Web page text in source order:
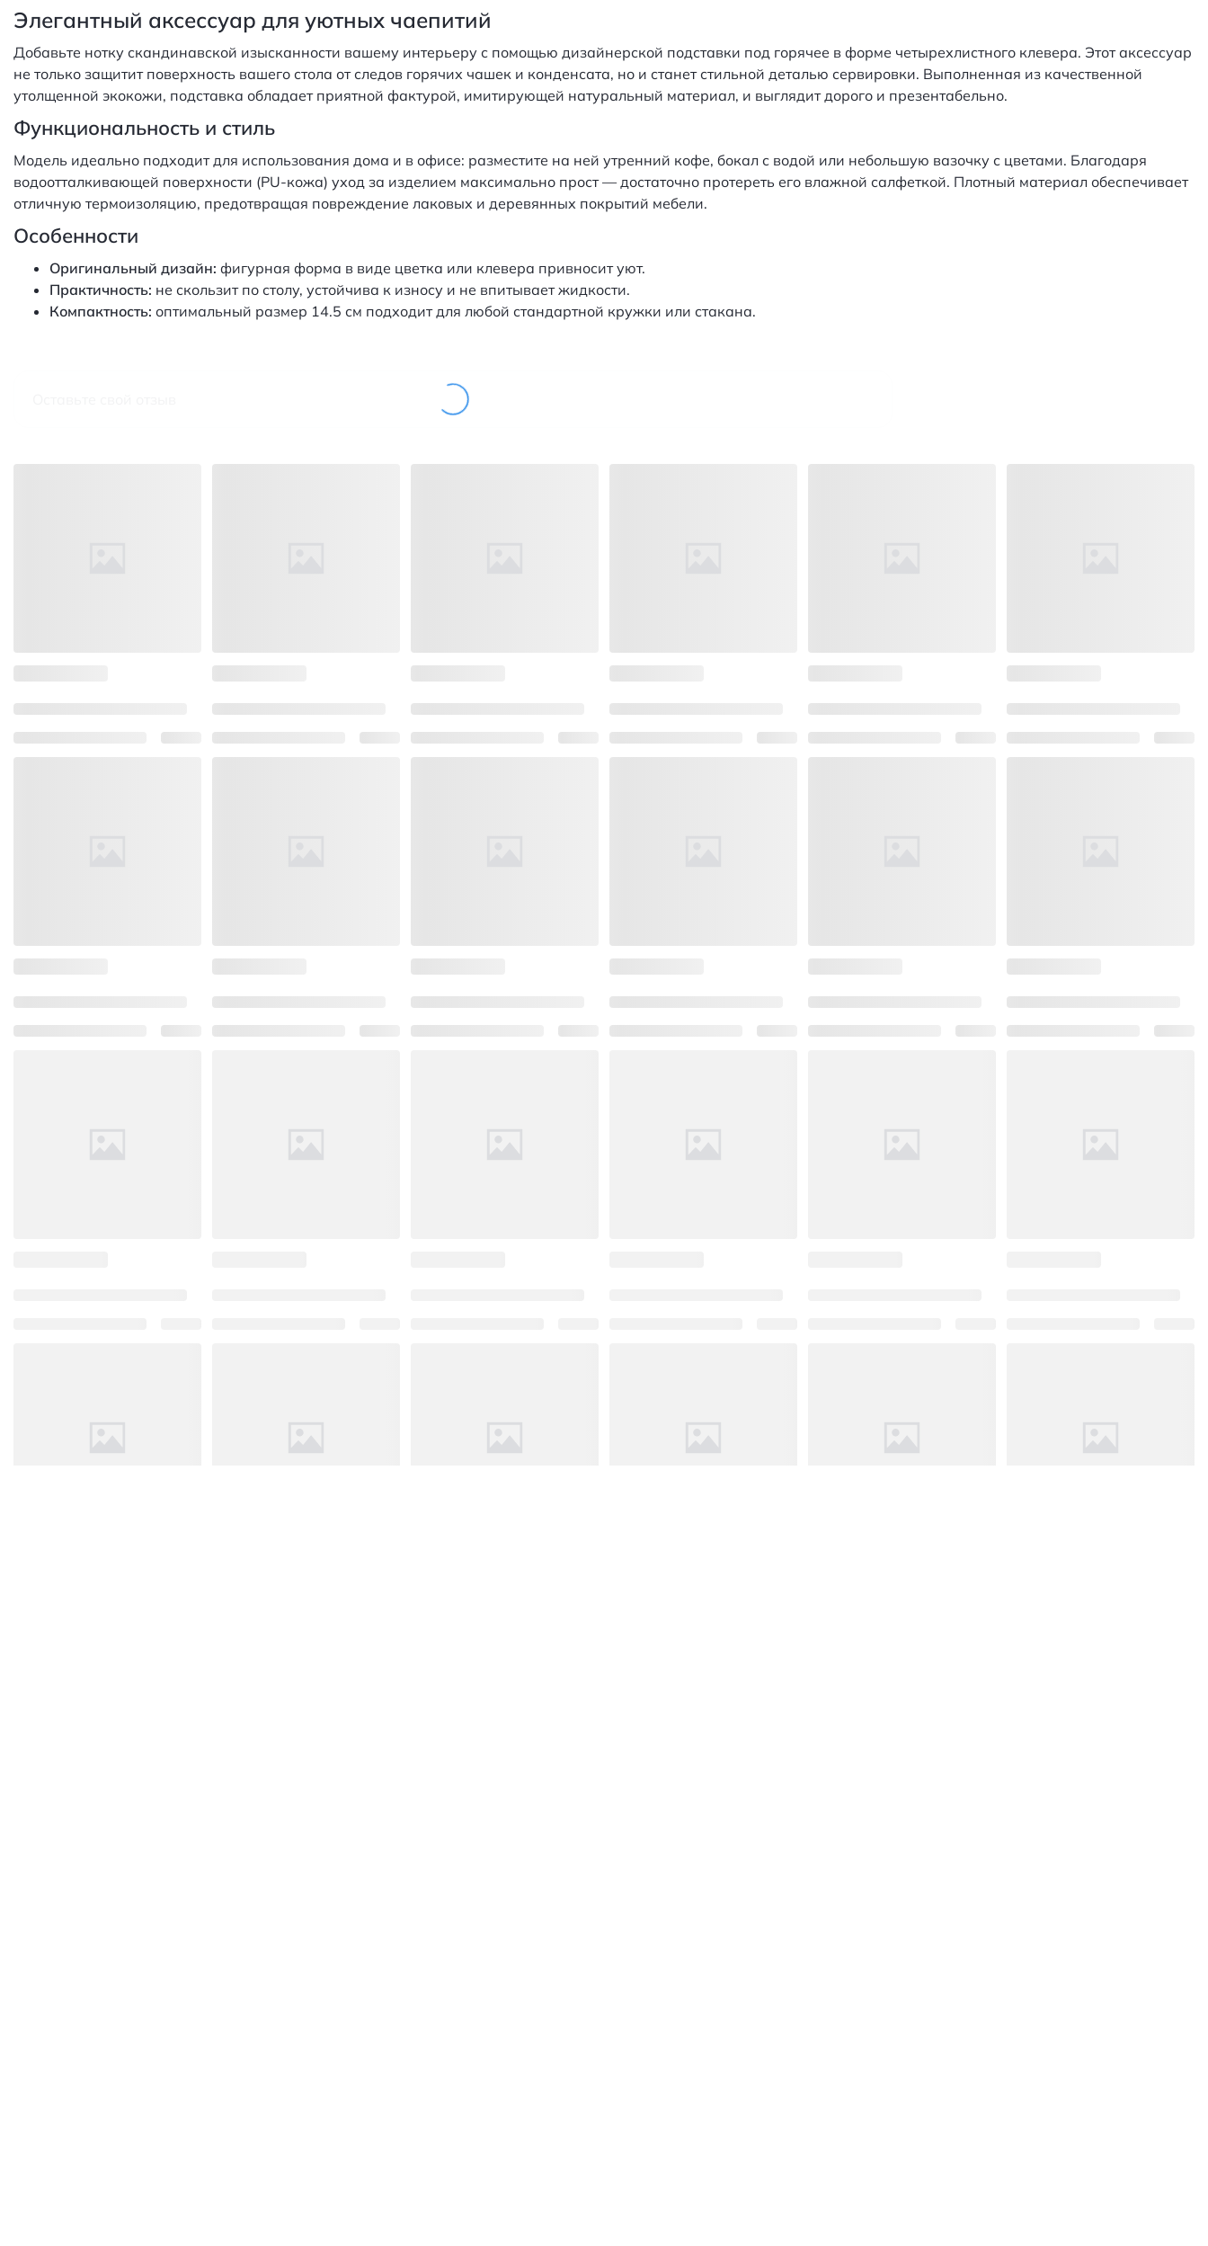
Элегантный аксессуар для уютных чаепитий
Добавьте нотку скандинавской изысканности вашему интерьеру с помощью дизайнерской подставки под горячее в форме четырехлистного клевера. Этот аксессуар
не только защитит поверхность вашего стола от следов горячих чашек и конденсата, но и станет стильной деталью сервировки. Выполненная из качественной
утолщенной экокожи, подставка обладает приятной фактурой, имитирующей натуральный материал, и выглядит дорого и презентабельно.
Функциональность и стиль
Модель идеально подходит для использования дома и в офисе: разместите на ней утренний кофе, бокал с водой или небольшую вазочку с цветами. Благодаря
водоотталкивающей поверхности (PU-кожа) уход за изделием максимально прост — достаточно протереть его влажной салфеткой. Плотный материал обеспечивает
отличную термоизоляцию, предотвращая повреждение лаковых и деревянных покрытий мебели.
Особенности
Оригинальный дизайн: фигурная форма в виде цветка или клевера привносит уют.
Практичность: не скользит по столу, устойчива к износу и не впитывает жидкости.
Компактность: оптимальный размер 14.5 см подходит для любой стандартной кружки или стакана.